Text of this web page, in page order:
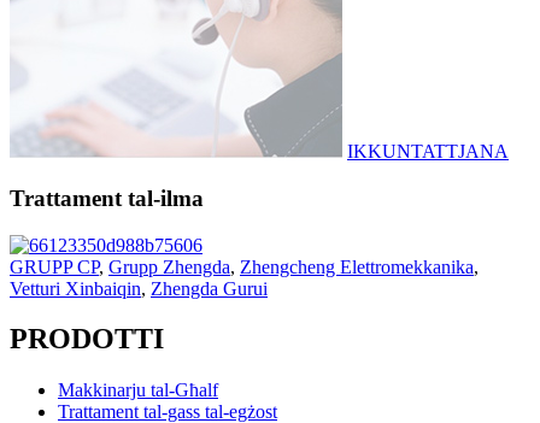
IKKUNTATTJANA
Trattament tal-ilma
GRUPP CP, Grupp Zhengda, Zhengcheng Elettromekkanika,
Vetturi Xinbaiqin, Zhengda Gurui
PRODOTTI
Makkinarju tal-Għalf
Trattament tal-gass tal-egżost